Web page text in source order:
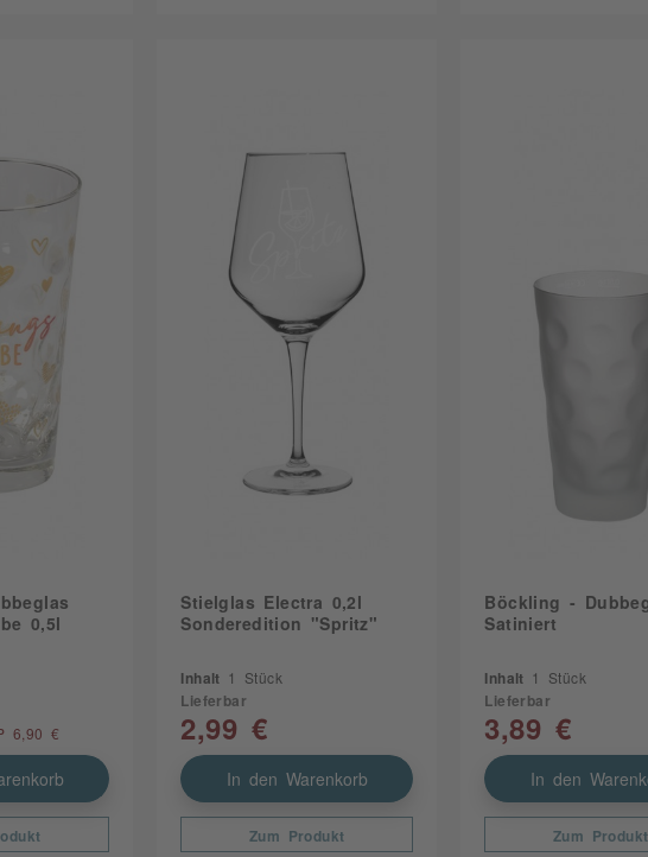
0,5l
6,90 €
Stielglas Electra 0,2l
Sonderedition "Spritz"
Inhalt 1 Stück
Lieferbar
2,99 €
In den Warenkorb
Zum Produkt
Böckling -
Satiniert
Inhalt 1 Stück
Lieferbar
3,89 €
In den
Zum Produkt